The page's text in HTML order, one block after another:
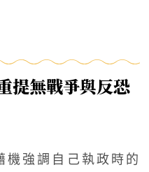
提無戰爭與反恐
機強調自己執政時的